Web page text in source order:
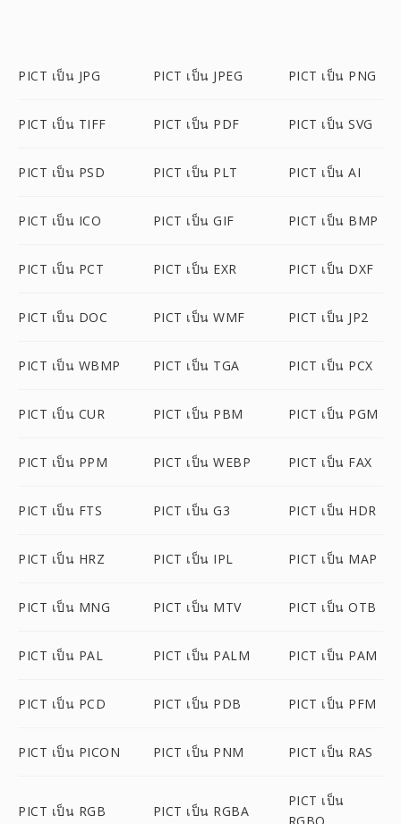
PICT เป็น JPG PICT เป็น JPEG PICT เป็น PNG
PICT เป็น TIFF PICT เป็น PDF PICT เป็น SVG
PICT เป็น PSD PICT เป็น PLT PICT เป็น AI
PICT เป็น ICO PICT เป็น GIF PICT เป็น BMP
PICT เป็น PCT PICT เป็น EXR PICT เป็น DXF
PICT เป็น DOC PICT เป็น WMF PICT เป็น JP2
PICT เป็น WBMP PICT เป็น TGA PICT เป็น PCX
PICT เป็น CUR PICT เป็น PBM PICT เป็น PGM
PICT เป็น PPM PICT เป็น WEBP PICT เป็น FAX
PICT เป็น FTS PICT เป็น G3 PICT เป็น HDR
PICT เป็น HRZ PICT เป็น IPL PICT เป็น MAP
PICT เป็น MNG PICT เป็น MTV PICT เป็น OTB
PICT เป็น PAL PICT เป็น PALM PICT เป็น PAM
PICT เป็น PCD PICT เป็น PDB PICT เป็น PFM
PICT เป็น PICON PICT เป็น PNM PICT เป็น RAS
PICT เป็น RGB PICT เป็น RGBA
PICT เป็น